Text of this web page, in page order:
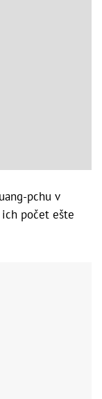
pchu v
počet ešte